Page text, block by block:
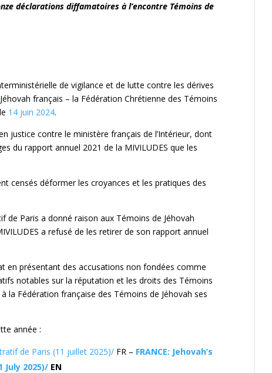
déclarations diffamatoires à l’encontre Témoins de
de vigilance et de lutte contre les dérives
français – la Fédération Chrétienne des Témoins
14 juin 2024.
justice contre le ministère français de l’Intérieur, dont
du rapport annuel 2021 de la MIVILUDES que les
censés déformer les croyances et les pratiques des
de Paris a donné raison aux Témoins de Jéhovah
a refusé de les retirer de son rapport annuel
en présentant des accusations non fondées comme
notables sur la réputation et les droits des Témoins
la Fédération française des Témoins de Jéhovah ses
année :
de Paris (11 juillet 2025)/ FR – FRANCE: Jehovah’s
July 2025)/ EN